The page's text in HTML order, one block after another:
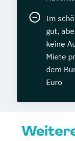
Im
gut,
keine
Miete
dem
Euro